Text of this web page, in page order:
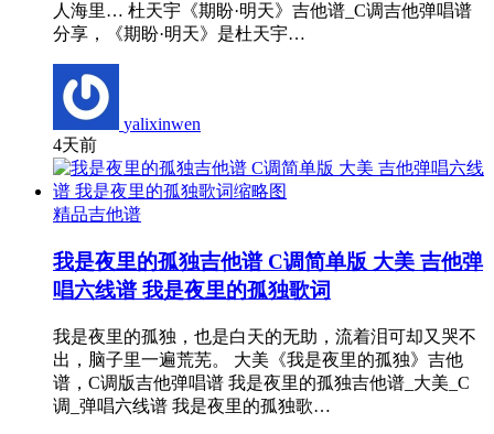
人海里… 杜天宇《期盼·明天》吉他谱_C调吉他弹唱谱
分享，《期盼·明天》是杜天宇…
yalixinwen
4天前
精品吉他谱
我是夜里的孤独吉他谱 C调简单版 大美 吉他弹
唱六线谱 我是夜里的孤独歌词
我是夜里的孤独，也是白天的无助，流着泪可却又哭不
出，脑子里一遍荒芜。 大美《我是夜里的孤独》吉他
谱，C调版吉他弹唱谱 我是夜里的孤独吉他谱_大美_C
调_弹唱六线谱 我是夜里的孤独歌…